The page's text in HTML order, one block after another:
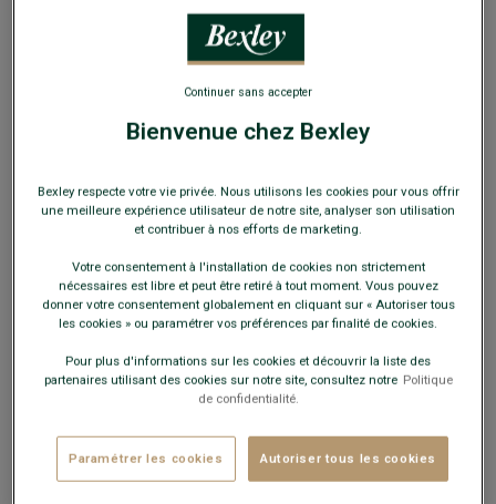
Double fil - Coupe standard
Payez en plusieurs fois dès 199€ d'achat
Bienvenue chez Bexley
Bexley respecte votre vie privée. Nous utilisons les cookies pour vous offrir
une meilleure expérience utilisateur de notre site, analyser son utilisation
et contribuer à nos efforts de marketing.
Votre consentement à l'installation de cookies non strictement
nécessaires est libre et peut être retiré à tout moment. Vous pouvez
donner votre consentement globalement en cliquant sur « Autoriser tous
les cookies » ou paramétrer vos préférences par finalité de cookies.
Pour plus d'informations sur les cookies et découvrir la liste des
partenaires utilisant des cookies sur notre site, consultez notre Politique
de confidentialité.
Paramétrer les cookies Autoriser tous les cookies
Continuer sans accepter